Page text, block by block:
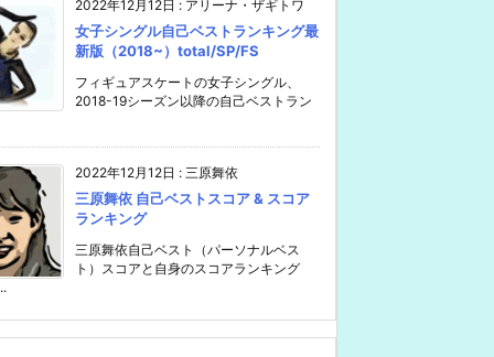
2022年12月12日 : アリーナ・ザギトワ
女子シングル自己ベストランキング最
新版（2018~）total/SP/FS
フィギュアスケートの女子シングル、
2018-19シーズン以降の自己ベストラン
2022年12月12日 : 三原舞依
三原舞依 自己ベストスコア & スコア
ランキング
三原舞依自己ベスト（パーソナルベス
ト）スコアと自身のスコアランキング